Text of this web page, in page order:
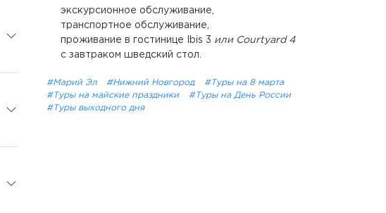
экскурсионное обслуживание,
транспортное обслуживание,
проживание в гостинице Ibis 3 или Courtyard 4
с завтраком шведский стол.
#Марий Эл #Нижний Новгород
#Туры на 8 марта
#Туры на майские праздники
#Туры на День России
#Туры выходного дня